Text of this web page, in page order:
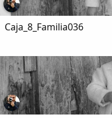
Caja_8_Familia036